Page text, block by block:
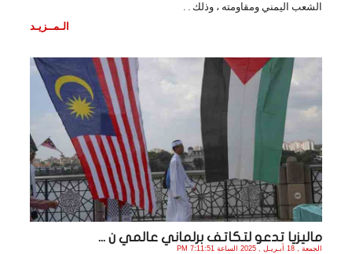
الشعب اليمني ومقاومته ، وذلك . .
الـمــزيـد
ماليزيا تدعو لتكاتف برلماني عالمي ن ...
الجمعة , 18 أبـريـل , 2025 الساعة 7:11:51 PM